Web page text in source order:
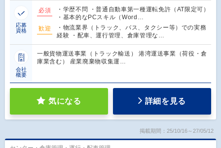
応募
資格
必須
・学歴不問 ・普通自動車第一種運転免許（AT限定可）
・基本的なPCスキル（Word…
歓迎
・物流業界（トラック、バス、タクシー等）での実務
経験 ・配車、運行管理、倉庫管理な…
会社
概要
一般貨物運送事業（トラック輸送） 港湾運送事業（荷役・倉
庫業含む） 産業廃棄物収集運…
気になる 詳細を見る
掲載期間：25/10/16～27/05/12